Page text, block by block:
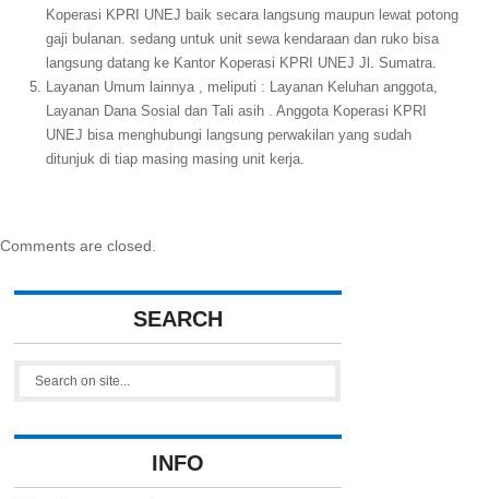
Koperasi KPRI UNEJ baik secara langsung maupun lewat potong
gaji bulanan. sedang untuk unit sewa kendaraan dan ruko bisa
langsung datang ke Kantor Koperasi KPRI UNEJ Jl. Sumatra.
Layanan Umum lainnya , meliputi : Layanan Keluhan anggota,
Layanan Dana Sosial dan Tali asih . Anggota Koperasi KPRI
UNEJ bisa menghubungi langsung perwakilan yang sudah
ditunjuk di tiap masing masing unit kerja.
Comments are closed.
SEARCH
INFO
https://kpriunej.com/wp-